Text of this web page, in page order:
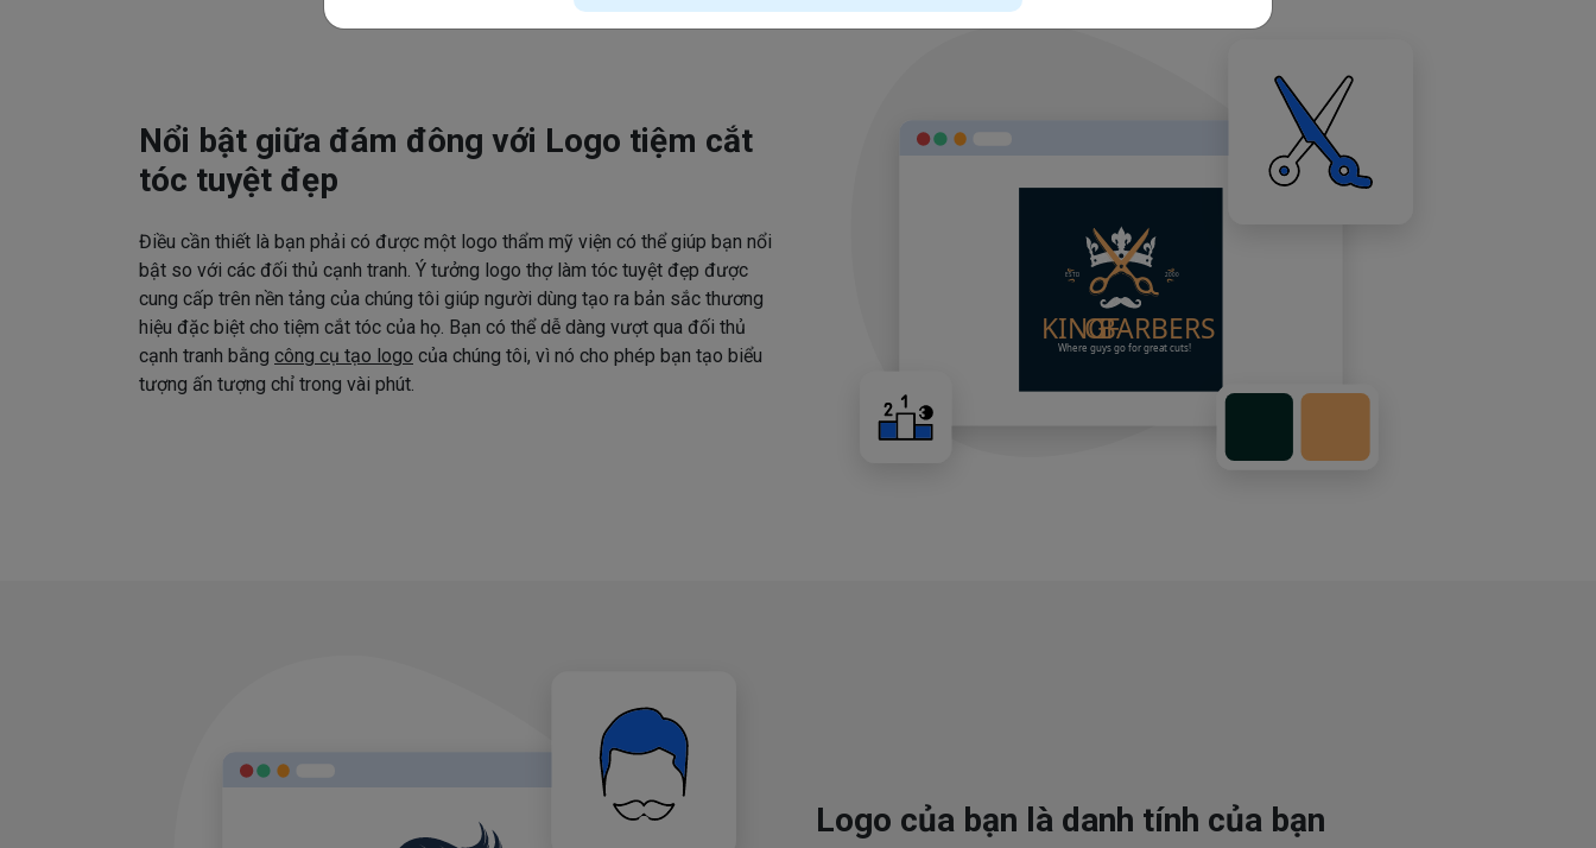
Nổi bật giữa đám đông với Logo tiệm cắt
tóc tuyệt đẹp
Điều cần thiết là bạn phải có được một logo thẩm mỹ viện có thể giúp bạn nổi
bật so với các đối thủ cạnh tranh. Ý tưởng logo thợ làm tóc tuyệt đẹp được
cung cấp trên nền tảng của chúng tôi giúp người dùng tạo ra bản sắc thương
hiệu đặc biệt cho tiệm cắt tóc của họ. Bạn có thể dễ dàng vượt qua đối thủ
cạnh tranh bằng công cụ tạo logo của chúng tôi, vì nó cho phép bạn tạo biểu
tượng ấn tượng chỉ trong vài phút.
Logo của bạn là danh tính của bạn